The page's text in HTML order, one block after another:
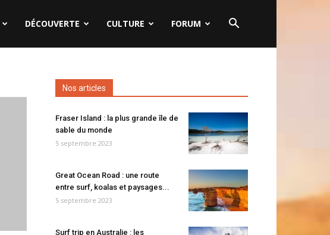
DÉCOUVERTE CULTURE FORUM
Nos articles
Fraser Island : la plus grande île de
sable du monde
5 septembre 2023
Great Ocean Road : une route
entre surf, koalas et paysages...
5 septembre 2023
Surf trip en Australie : les